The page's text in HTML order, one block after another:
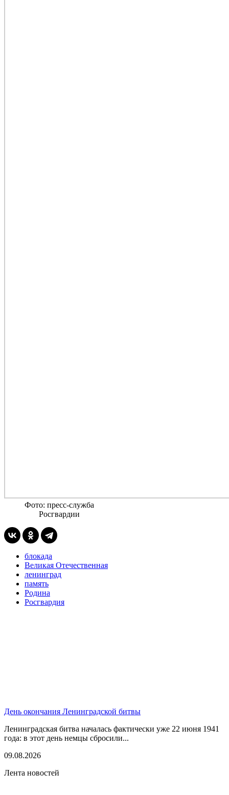
Фото: пресс-служба
Росгвардии
блокада
Великая Отечественная
ленинград
память
Родина
Росгвардия
День окончания Ленинградской битвы
Ленинградская битва началась фактически уже 22 июня 1941
года: в этот день немцы сбросили...
09.08.2026
Лента новостей